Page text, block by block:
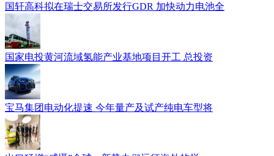
国轩高科拟在瑞士交易所发行GDR 加快动力电池全
国家电投黄河流域氢能产业基地项目开工 总投资
宝马集团电动化提速 今年量产及试产纯电车型将